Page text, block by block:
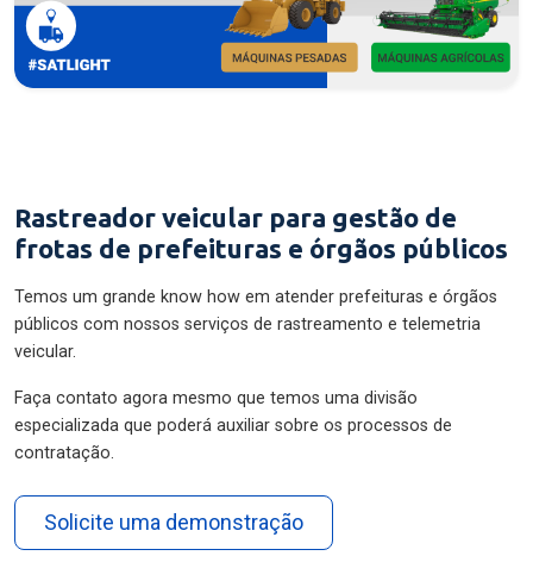
Rastreador veicular para gestão de
frotas de prefeituras e órgãos públicos
Temos um grande know how em atender prefeituras e órgãos
públicos com nossos serviços de rastreamento e telemetria
veicular.
Faça contato agora mesmo que temos uma divisão
especializada que poderá auxiliar sobre os processos de
contratação.
Solicite uma demonstração